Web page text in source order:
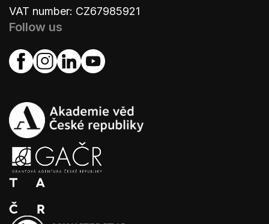
VAT number: CZ67985921
Follow us